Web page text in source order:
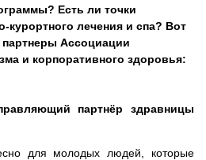
Есть ли точки
курортного лечения и спа? Вот
партнеры Ассоциации
и корпоративного здоровья:
партнёр здравницы
для молодых людей, которые